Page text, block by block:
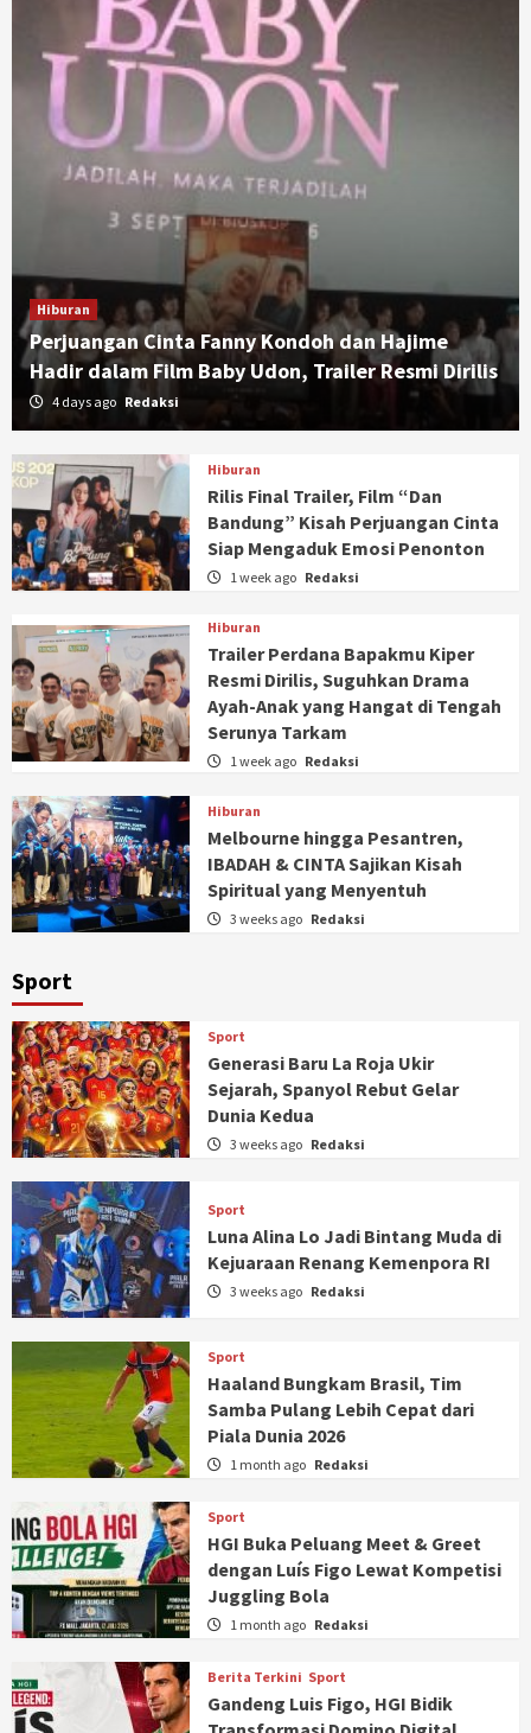
Hiburan
Perjuangan Cinta Fanny Kondoh dan Hajime
Hadir dalam Film Baby Udon, Trailer Resmi Dirilis
4 days ago Redaksi
Hiburan
Rilis Final Trailer, Film “Dan
Bandung” Kisah Perjuangan Cinta
Siap Mengaduk Emosi Penonton
1 week ago Redaksi
Hiburan
Trailer Perdana Bapakmu Kiper
Resmi Dirilis, Suguhkan Drama
Ayah-Anak yang Hangat di Tengah
Serunya Tarkam
1 week ago Redaksi
Hiburan
Melbourne hingga Pesantren,
IBADAH & CINTA Sajikan Kisah
Spiritual yang Menyentuh
3 weeks ago Redaksi
Sport
Sport
Generasi Baru La Roja Ukir
Sejarah, Spanyol Rebut Gelar
Dunia Kedua
3 weeks ago Redaksi
Sport
Luna Alina Lo Jadi Bintang Muda di
Kejuaraan Renang Kemenpora RI
3 weeks ago Redaksi
Sport
Haaland Bungkam Brasil, Tim
Samba Pulang Lebih Cepat dari
Piala Dunia 2026
1 month ago Redaksi
Sport
HGI Buka Peluang Meet & Greet
dengan Luís Figo Lewat Kompetisi
Juggling Bola
1 month ago Redaksi
Berita Terkini Sport
Gandeng Luis Figo, HGI Bidik